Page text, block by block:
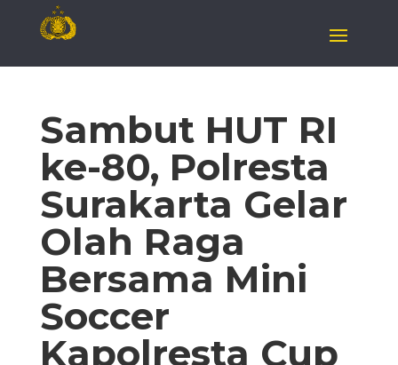
Sambut HUT RI
ke-80, Polresta
Surakarta Gelar
Olah Raga
Bersama Mini
Soccer
Kapolresta Cup